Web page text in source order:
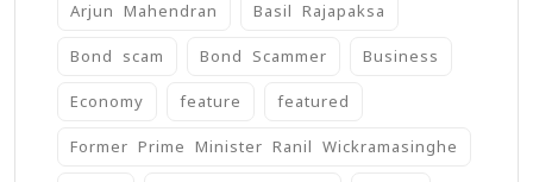
Arjun Mahendran Basil Rajapaksa
Bond scam Bond Scammer Business
Economy feature featured
Former Prime Minister Ranil Wickramasinghe